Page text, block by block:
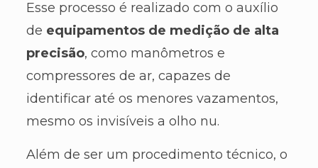
Esse processo é realizado com o auxílio
de equipamentos de medição de alta
precisão, como manômetros e
compressores de ar, capazes de
identificar até os menores vazamentos,
mesmo os invisíveis a olho nu.
Além de ser um procedimento técnico, o